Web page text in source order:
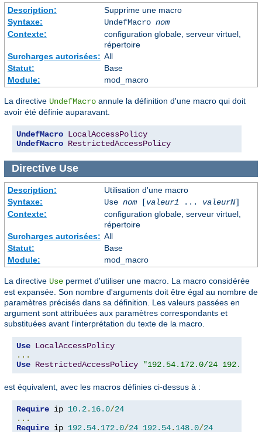
Description:
Supprime une macro
Syntaxe:
UndefMacro nom
Contexte:
configuration globale, serveur virtuel,
répertoire
Surcharges autorisées: All
Statut:
Base
Module:
mod_macro
La directive UndefMacro annule la définition d'une macro qui doit
avoir été définie auparavant.
UndefMacro LocalAccessPolicy
UndefMacro RestrictedAccessPolicy
Directive Use
Description:
Utilisation d'une macro
Syntaxe:
Use nom[valeur1... valeurN]
Contexte:
configuration globale, serveur virtuel,
répertoire
Surcharges autorisées: All
Statut:
Base
Module:
mod_macro
La directive Use permet d'utiliser une macro. La macro considérée
est expansée. Son nombre d'arguments doit être égal au nombre de
paramètres précisés dans sa définition. Les valeurs passées en
argument sont attribuées aux paramètres correspondants et
substituées avant l'interprétation du texte de la macro.
Use LocalAccessPolicy
...
Use RestrictedAccessPolicy "192.54.172.0/24
est équivalent, avec les macros définies ci-dessus à :
Require ip 10.2. 16.0/24
...
Require ip 192.54. 172.0/24 192.54. 148.0/24